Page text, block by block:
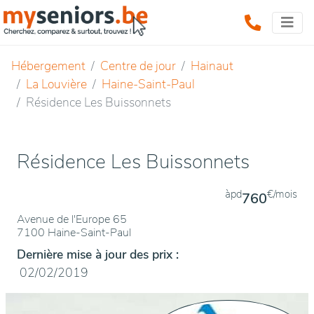
Hébergement Centre de jour
Hainaut
La Louvière
Haine-Saint-Paul
Résidence Les Buissonnets
Résidence Les Buissonnets
Avenue de l'Europe 65
7100 Haine-Saint-Paul
àpd760€/mois
Dernière mise à jour des prix :
02/02/2019